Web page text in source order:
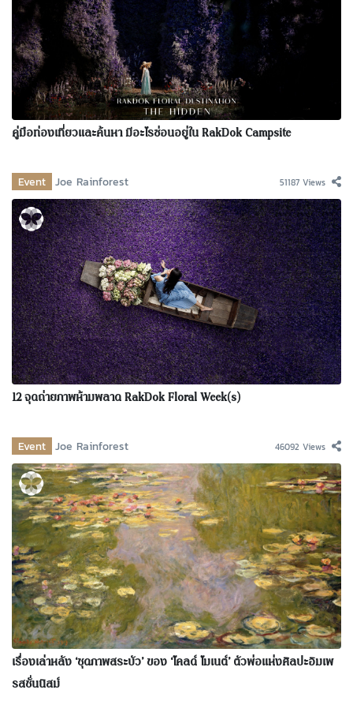
คู่มือท่องเที่ยวและค้นหา มีอะไรซ่อนอยู่ใน RakDok Campsite
Event Joe Rainforest 51187 Views
12 จุดถ่ายภาพห้ามพลาด RakDok Floral Week(s)
Event Joe Rainforest 46092 Views
เรื่องเล่าหลัง ‘ชุดภาพสระบัว’ ของ ‘โคลด์ โมเนต์’ ตัวพ่อแห่งศิลปะอิมเพ
รสชั่นนิสม์